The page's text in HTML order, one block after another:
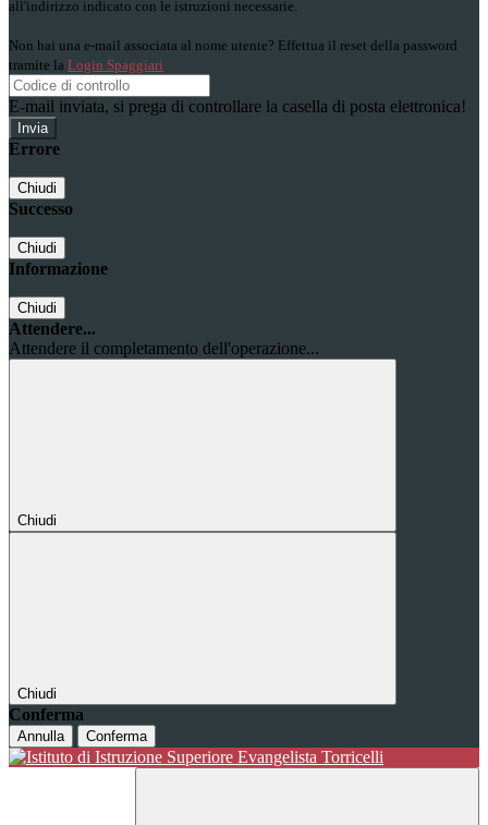
all'indirizzo indicato con le istruzioni necessarie.
Non hai una e-mail associata al nome utente? Effettua il reset della password
tramite la Login Spaggiari
E-mail inviata, si prega di controllare la casella di posta elettronica!
Errore
Chiudi
Successo
Chiudi
Informazione
Chiudi
Attendere...
Attendere il completamento dell'operazione...
Chiudi
Chiudi
Conferma
Annulla Conferma